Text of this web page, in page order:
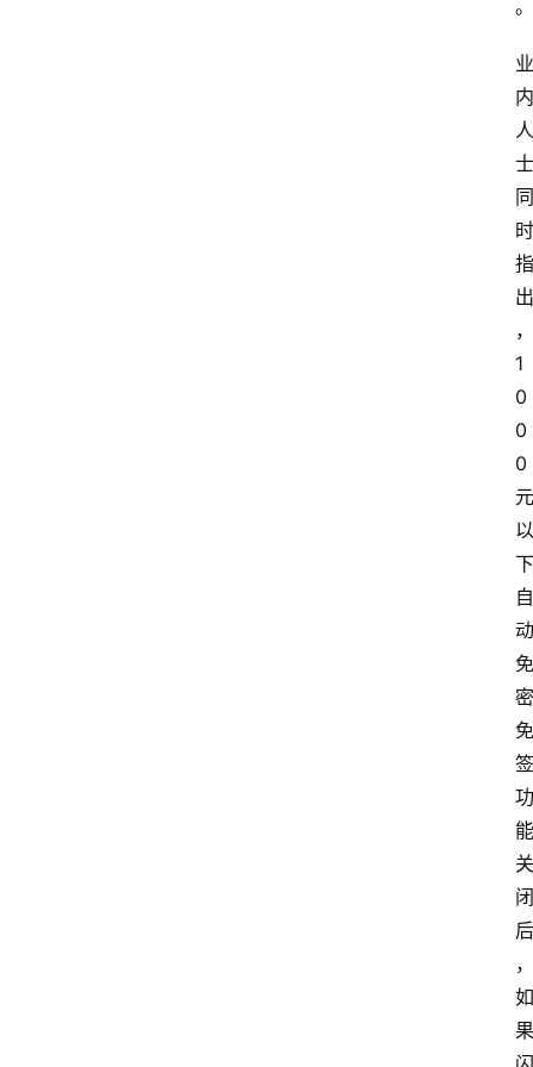
。
业
内
人
士
同
时
指
出
，
1
0
0
0
元
以
下
自
动
免
密
免
签
功
能
关
闭
后
，
如
果